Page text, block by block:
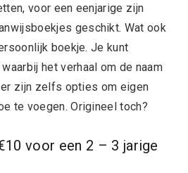
voor een eenjarige zijn
geschikt. Wat ook
boekje. Je kunt
het verhaal om de naam
er zijn zelfs opties om eigen
te voegen. Origineel toch?
voor een 2 – 3 jarige